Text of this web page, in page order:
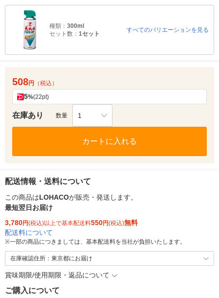
種類： 300ml
セット数： 1セット
すべてのバリエーションを見る
508円 （税込）
5%(22pt)
在庫あり 数量 1
カートに入れる
配送情報・送料について
この商品はLOHACOが販売・発送します。
最短翌日お届け
3,780円(税込)以上で基本配送料550円(税込)無料
配送料について
※一部の商品につきましては、基本配送料を当社が負担いたします。
在庫確認住所：東京都にお届け
賞味期限/使用期限・返品について
ご購入について